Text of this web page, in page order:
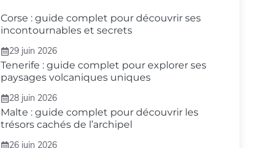
Corse : guide complet pour découvrir ses
incontournables et secrets
29 juin 2026
Tenerife : guide complet pour explorer ses
paysages volcaniques uniques
28 juin 2026
Malte : guide complet pour découvrir les
trésors cachés de l’archipel
26 juin 2026